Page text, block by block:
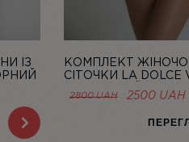
ІЗ
КОМПЛЕКТ ЖІНОЧОЇ
СІТОЧКИ LA DOLCE
ЛОСОСЕВИЙ | LINIYA
2800UAH
2800 UAH.
2500 UAH